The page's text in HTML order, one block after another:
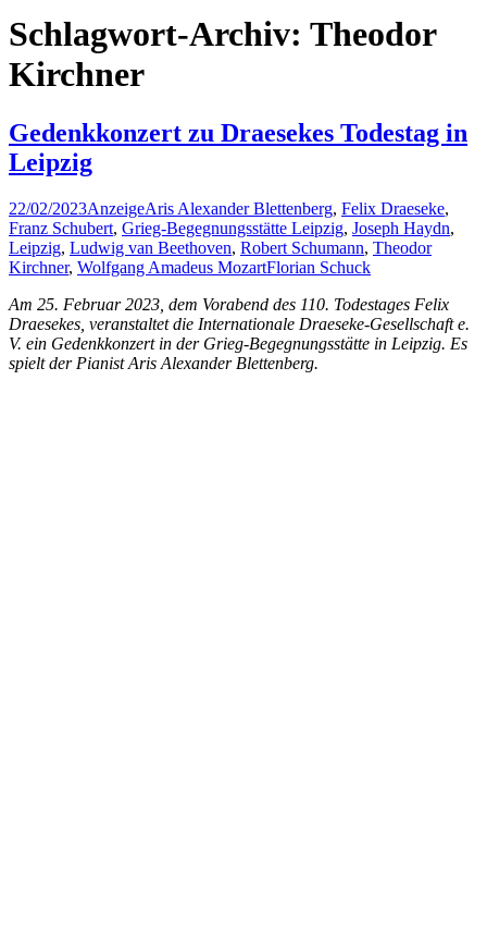
Schlagwort-Archiv: Theodor
Kirchner
Gedenkkonzert zu Draesekes Todestag in
Leipzig
22/02/2023AnzeigeAris Alexander Blettenberg, Felix Draeseke,
Franz Schubert, Grieg-Begegnungsstätte Leipzig, Joseph Haydn,
Leipzig, Ludwig van Beethoven, Robert Schumann, Theodor
Kirchner, Wolfgang Amadeus MozartFlorian Schuck
Am 25. Februar 2023, dem Vorabend des 110. Todestages Felix
Draesekes, veranstaltet die Internationale Draeseke-Gesellschaft e.
V. ein Gedenkkonzert in der Grieg-Begegnungsstätte in Leipzig. Es
spielt der Pianist Aris Alexander Blettenberg.